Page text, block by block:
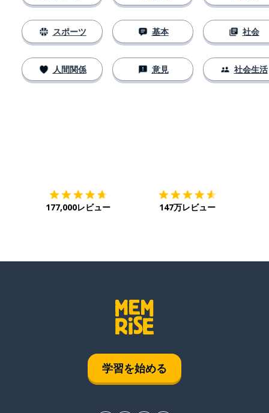
スポーツ
人間関係
基本
意見
社会
社会生活
177,000レビュー 147万レビュー
学習を始める